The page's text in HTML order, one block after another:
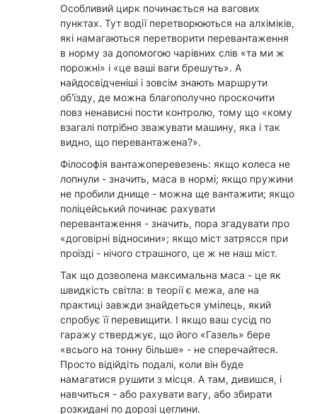
Особливий цирк починається на вагових
пунктах. Тут водії перетворюються на алхіміків,
які намагаються перетворити перевантаження
в норму за допомогою чарівних слів «та ми ж
порожні» і «це ваші ваги брешуть». А
найдосвідченіші і зовсім знають маршрути
об'їзду, де можна благополучно проскочити
повз ненависні пости контролю, тому що «кому
взагалі потрібно зважувати машину, яка і так
видно, що перевантажена?».
Філософія вантажоперевезень: якщо колеса не
лопнули - значить, маса в нормі; якщо пружини
не пробили днище - можна ще вантажити; якщо
поліцейський починає рахувати
перевантаження - значить, пора згадувати про
«договірні відносини»; якщо міст затрясся при
проїзді - нічого страшного, це ж не наш міст.
Так що дозволена максимальна маса - це як
швидкість світла: в теорії є межа, але на
практиці завжди знайдеться умілець, який
спробує її перевищити. І якщо ваш сусід по
гаражу стверджує, що його «Газель» бере
«всього на тонну більше» - не сперечайтеся.
Просто відійдіть подалі, коли він буде
намагатися рушити з місця. А там, дивишся, і
навчиться - або рахувати вагу, або збирати
розкидані по дорозі цеглини.